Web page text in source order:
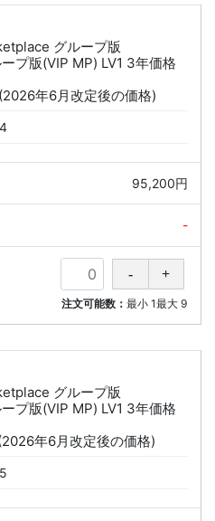
グループ版
プ版(VIP MP) LV1 3年価格
年6月改定後の価格)
95,200円
-
注文可能数：最小 1最大 9
グループ版
プ版(VIP MP) LV1 3年価格
年6月改定後の価格)